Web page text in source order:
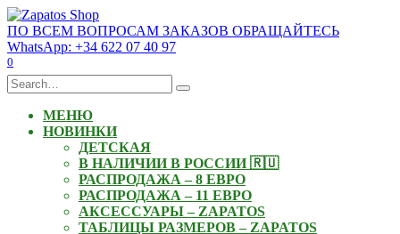
Skip
to
content
ПО ВСЕМ ВОПРОСАМ ЗАКАЗОВ ОБРАЩАЙТЕСЬ
WhatsApp: +34 622 07 40 97
0
Search
for:
МЕНЮ
НОВИНКИ
ДЕТСКАЯ
В НАЛИЧИИ В РОССИИ 🇷🇺
РАСПРОДАЖА – 8 ЕВРО
РАСПРОДАЖА – 11 ЕВРО
АКСЕССУАРЫ – ZAPATOS
ТАБЛИЦЫ РАЗМЕРОВ – ZAPATOS